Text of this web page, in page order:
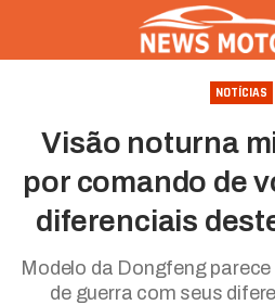
NOTÍCIAS
Visão noturna
por comando de
diferenciais
Modelo da Dongfeng
de guerra com seus